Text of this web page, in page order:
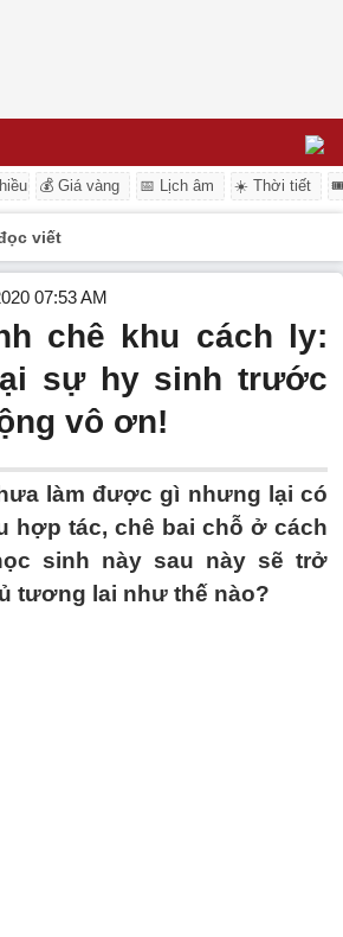
💰 Giá vàng 📅 Lịch âm ☀️ Thời tiết
viết
07:53 AM
chê khu cách ly:
sự hy sinh trước
vô ơn!
làm được gì nhưng lại có
hợp tác, chê bai chỗ ở cách
sinh này sau này sẽ trở
tương lai như thế nào?